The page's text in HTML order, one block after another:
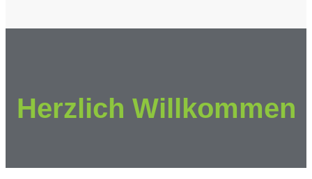
Herzlich Willkommen